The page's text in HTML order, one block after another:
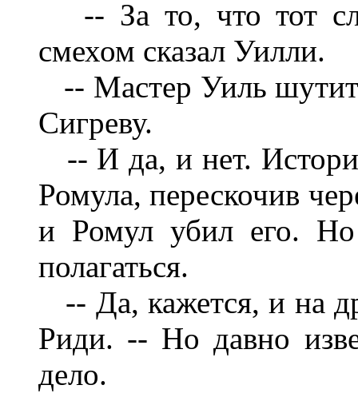
-- За то, что тот
смехом сказал Уилли.
-- Мастер Уиль
Сигреву.
-- И да, и нет.
Ромула, перескочив
и Ромул убил его.
полагаться.
-- Да, кажется, и на
Риди. -- Но давно
дело.